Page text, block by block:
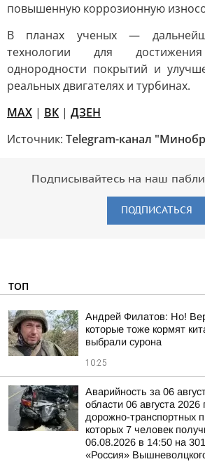
повышенную коррозионную
В планах ученых —
технологии для
однородности покрытий и
реальных двигателях и турбинах.
МАХ | ВК | ДЗЕН
Источник: Telegram-канал
Подписывайтесь на наш
ПОДПИСАТЬСЯ
ТОП
Андрей Филатов: Но!
которые тоже кормят
выбрали сурона
10:25
Аварийность за 06
области 06 августа
дорожно-транспортных
которых 7 человек
06.08.2026 в 14:50 на
«Россия»